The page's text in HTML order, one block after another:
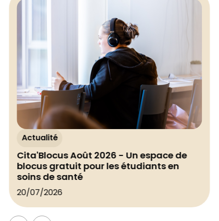
Actualité
Cita'Blocus Août 2026 - Un espace de
blocus gratuit pour les étudiants en
soins de santé
20/07/2026